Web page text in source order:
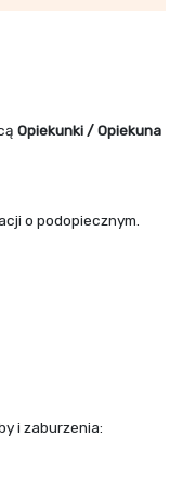
Opiekunki / Opiekuna
o podopiecznym.
i zaburzenia: